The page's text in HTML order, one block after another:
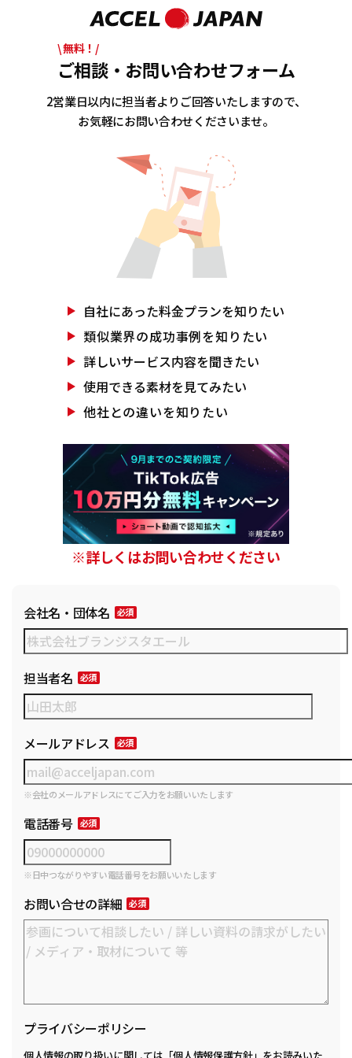
\ 無料！/
ご相談・お問い合わせフォーム
2営業日以内に担当者よりご回答いたしますので、
お気軽にお問い合わせくださいませ。
自社にあった料金プランを知りたい
類似業界の成功事例を知りたい
詳しいサービス内容を聞きたい
使用できる素材を見てみたい
他社との違いを知りたい
※詳しくはお問い合わせください
会社名・団体名
担当者名
メールアドレス
※会社のメールアドレスにてご入力をお願いいたします
電話番号
※日中つながりやすい電話番号をお願いいたします
お問い合せの詳細
プライバシーポリシー